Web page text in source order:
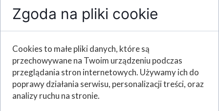
George i Harold,
bohaterowie serii
Kapitan Majtas Dava
rysowania komiksu i
tworzą nowego
bohatera –
Superpielucha. Kupa
śmiechu
Trzynastoletni Leon
zakazom trenuje w parku i
wrzuca do sieci filmiki.
talent odkrywa skaut
Hammersmith United.
Zgoda na pliki cookie
Cookies to małe pliki danych, które są
przechowywane na Twoim urządzeniu podczas
przeglądania stron internetowych. Używamy ich do
poprawy działania serwisu, personalizacji treści, oraz
analizy ruchu na stronie.